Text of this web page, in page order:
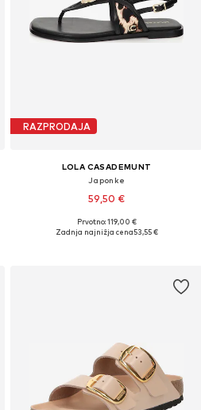
RAZPRODAJA
LOLA CASADEMUNT
Japonke
59,50 €
Razpoložljive velikosti: 37, 38, 39, 40, 41
Prvotno: 119,00 €
Zadnja najnižja cena53,55 €